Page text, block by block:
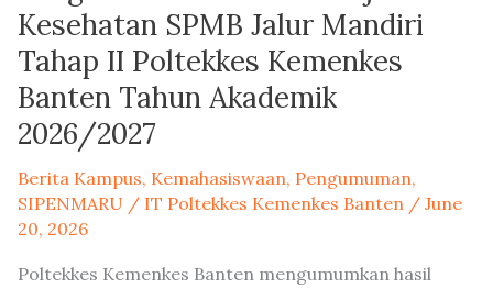
Kesehatan SPMB Jalur Mandiri
Tahap II Poltekkes Kemenkes
Banten Tahun Akademik
2026/2027
Berita Kampus, Kemahasiswaan, Pengumuman,
SIPENMARU / IT Poltekkes Kemenkes Banten / June
20, 2026
Poltekkes Kemenkes Banten mengumumkan hasil
Banten
Tahun
Akademik
2026/2027